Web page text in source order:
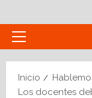
al
contenido
Menú
Inicio
Los docentes